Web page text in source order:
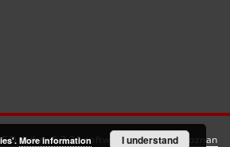
dLibra 6.3.21software created by Poznan
More information I understand